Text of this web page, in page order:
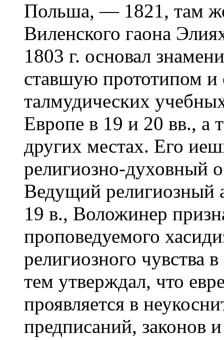
Польша, — 1821, там
Виленского гаона
1803 г. основал
ставшую прототипом
талмудических
Европе в 19 и 20 вв.,
других местах. Его
религиозно-духовный
Ведущий религиозный
19 в., Воложинер
проповедуемого
религиозного чувства
тем утверждал, что
проявляется в
предписаний, законов